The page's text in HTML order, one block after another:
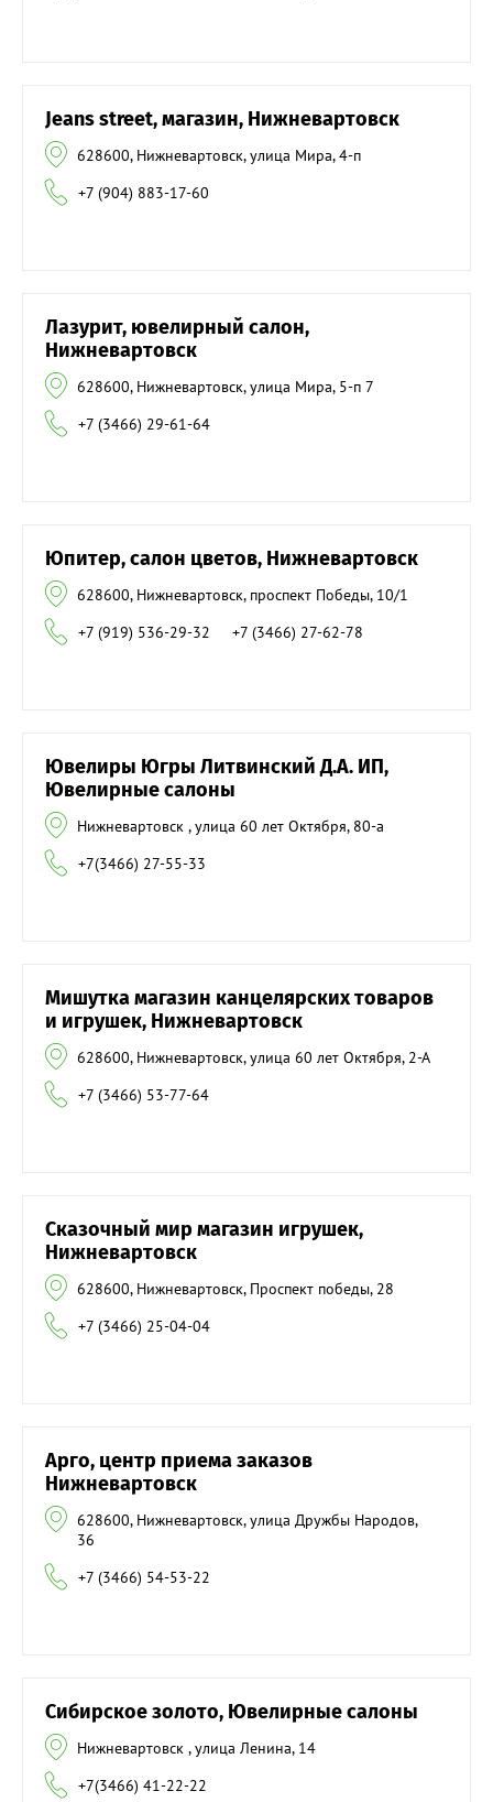
Jeans street, магазин, Нижневартовск
628600, Нижневартовск, улица Мира, 4-п
+7 (904) 883-17-60
Лазурит, ювелирный салон,
Нижневартовск
628600, Нижневартовск, улица Мира, 5-п 7
+7 (3466) 29-61-64
Юпитер, салон цветов, Нижневартовск
628600, Нижневартовск, проспект Победы, 10/1
+7 (919) 536-29-32
+7 (3466) 27-62-78
Ювелиры Югры Литвинский Д.А. ИП,
Ювелирные салоны
Нижневартовск , улица 60 лет Октября, 80-а
+7(3466) 27-55-33
Мишутка магазин канцелярских товаров
и игрушек, Нижневартовск
628600, Нижневартовск, улица 60 лет Октября, 2-А
+7 (3466) 53-77-64
Сказочный мир магазин игрушек,
Нижневартовск
628600, Нижневартовск, Проспект победы, 28
+7 (3466) 25-04-04
Арго, центр приема заказов
Нижневартовск
628600, Нижневартовск, улица Дружбы Народов,
36
+7 (3466) 54-53-22
Сибирское золото, Ювелирные салоны
Нижневартовск , улица Ленина, 14
+7(3466) 41-22-22